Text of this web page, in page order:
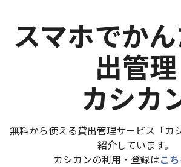
スマホでか
出管理
カシカ
無料から使える貸出管理サービス「カ
紹介しています。
カシカンの利用・登録はこ